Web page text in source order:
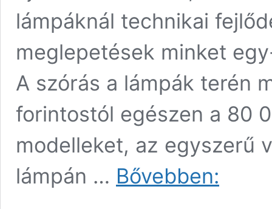
lámpáknál technikai
meglepetések minket
A szórás a lámpák terén
forintostól egészen a 80
modelleket, az egyszerű
lámpán … Bővebben: